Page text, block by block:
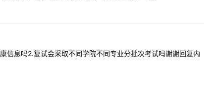
息吗2.复试会采取不同学院不同专业分批次考试吗谢谢回复内